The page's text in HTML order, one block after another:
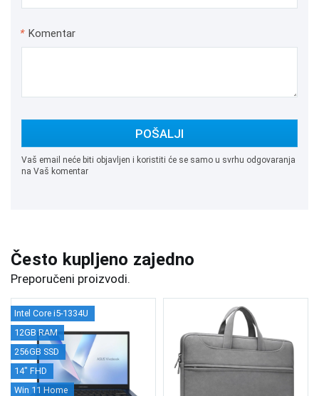
* Komentar
POŠALJI
Vaš email neće biti objavljen i koristiti će se samo u svrhu odgovaranja
na Vaš komentar
Često kupljeno zajedno
Preporučeni proizvodi.
Intel Core i5-1334U
12GB RAM
256GB SSD
14" FHD
Win 11 Home